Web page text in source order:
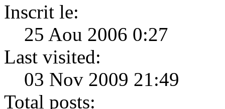
Inscrit le:
25 Aou 2006 0:27
Last visited:
03 Nov 2009 21:49
Total posts: